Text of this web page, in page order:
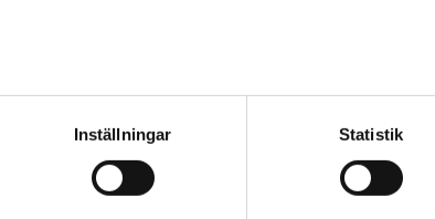
personuppgifter
Inställningar Statistik
men de kan komma fram på olika sätt i vardagen och
I arbetslivet kan
att lära sig att använda elektroniska system, har